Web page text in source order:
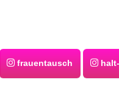
frauentausch